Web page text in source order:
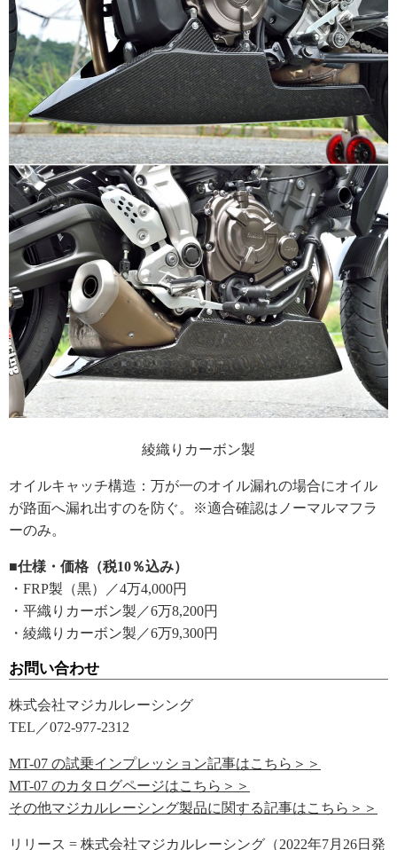
綾織りカーボン製
オイルキャッチ構造：万が一のオイル漏れの場合にオイル
が路面へ漏れ出すのを防ぐ。※適合確認はノーマルマフラ
ーのみ。
■仕様・価格（税10％込み）
・FRP製（黒）／4万4,000円
・平織りカーボン製／6万8,200円
・綾織りカーボン製／6万9,300円
お問い合わせ
株式会社マジカルレーシング
TEL／072-977-2312
MT-07 の試乗インプレッション記事はこちら＞＞
MT-07 のカタログページはこちら＞＞
その他マジカルレーシング製品に関する記事はこちら＞＞
リリース = 株式会社マジカルレーシング（2022年7月26日発